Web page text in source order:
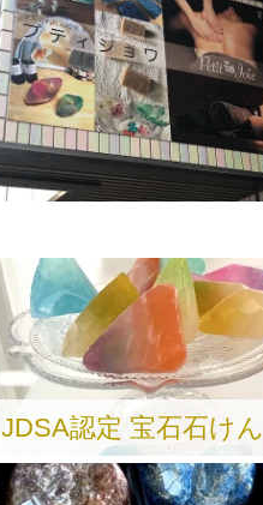
JDSA認定 宝石石けん